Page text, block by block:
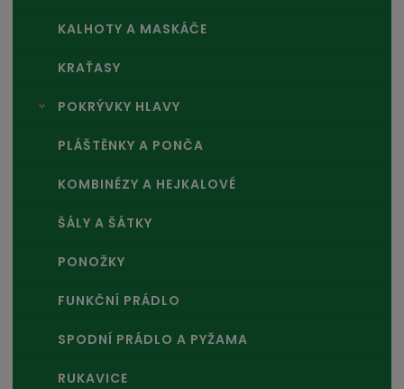
KALHOTY A MASKÁČE
KRAŤASY
POKRÝVKY HLAVY
PLÁŠTĚNKY A PONČA
KOMBINÉZY A HEJKALOVÉ
ŠÁLY A ŠÁTKY
PONOŽKY
FUNKČNÍ PRÁDLO
SPODNÍ PRÁDLO A PYŽAMA
RUKAVICE